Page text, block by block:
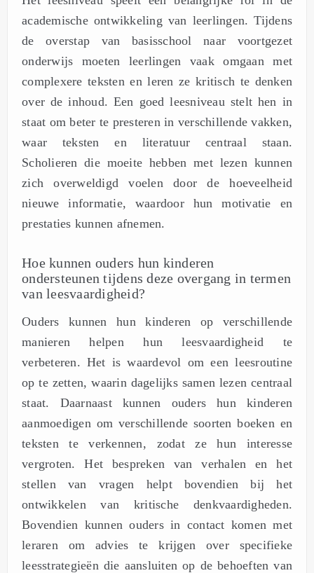
academische ontwikkeling van leerlingen. Tijdens
de overstap van basisschool naar voortgezet
onderwijs moeten leerlingen vaak omgaan met
complexere teksten en leren ze kritisch te denken
over de inhoud. Een goed leesniveau stelt hen in
staat om beter te presteren in verschillende vakken,
waar teksten en literatuur centraal staan.
Scholieren die moeite hebben met lezen kunnen
zich overweldigd voelen door de hoeveelheid
nieuwe informatie, waardoor hun motivatie en
prestaties kunnen afnemen.
Hoe kunnen ouders hun kinderen
ondersteunen tijdens deze overgang in termen
van leesvaardigheid?
Ouders kunnen hun kinderen op verschillende
manieren helpen hun leesvaardigheid te
verbeteren. Het is waardevol om een leesroutine
op te zetten, waarin dagelijks samen lezen centraal
staat. Daarnaast kunnen ouders hun kinderen
aanmoedigen om verschillende soorten boeken en
teksten te verkennen, zodat ze hun interesse
vergroten. Het bespreken van verhalen en het
stellen van vragen helpt bovendien bij het
ontwikkelen van kritische denkvaardigheden.
Bovendien kunnen ouders in contact komen met
leraren om advies te krijgen over specifieke
leesstrategieën die aansluiten op de behoeften van